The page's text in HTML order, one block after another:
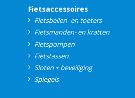
Fietsaccessoires
Fietsbellen- en toeters
Fietsmanden- en kratten
Fietspompen
Fietstassen
Sloten + beveiliging
Spiegels